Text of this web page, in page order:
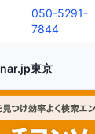
050-5291-
7844
東京